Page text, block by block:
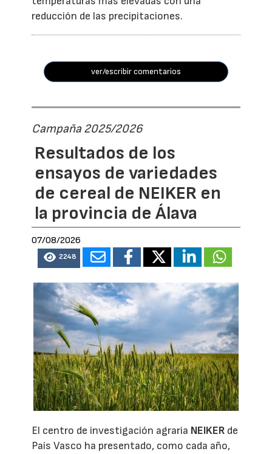
reducción de las precipitaciones.
ver/escribir comentarios
Campaña 2025/2026
Resultados de los
ensayos de variedades
de cereal de NEIKER en
la provincia de Álava
07/08/2026
2248
El centro de investigación agraria NEIKER de
País Vasco ha presentado, como cada año,